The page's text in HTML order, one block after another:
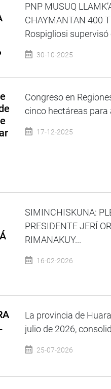
PNP MUSUQ
CHAYMANTAN 400
Rospigliosi supervisó
30-10-2025
Congreso en
cinco hectáreas
17-12-2025
SIMINCHISKUNA:
PRESIDENTE JERÍ
RIMANAKUY...
16-02-2026
La provincia de
julio de 2026,
25-07-2026